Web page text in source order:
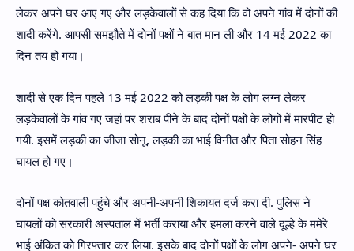
लेकर अपने घर आए गए और लड़केवालों से कह दिया कि वो अपने गांव में दोनों की
शादी करेंगे. आपसी समझौते में दोनों पक्षों ने बात मान ली और 14 मई 2022 का
दिन तय हो गया।
शादी से एक दिन पहले 13 मई 2022 को लड़की पक्ष के लोग लग्न लेकर
लड़केवालों के गांव गए जहां पर शराब पीने के बाद दोनों पक्षों के लोगों में मारपीट हो
गयी. इसमें लड़की का जीजा सोनू, लड़की का भाई विनीत और पिता सोहन सिंह
घायल हो गए।
दोनों पक्ष कोतवाली पहुंचे और अपनी-अपनी शिकायत दर्ज करा दी. पुलिस ने
घायलों को सरकारी अस्पताल में भर्ती कराया और हमला करने वाले दूल्हे के ममेरे
भाई अंकित को गिरफ्तार कर लिया. इसके बाद दोनों पक्षों के लोग अपने- अपने घर